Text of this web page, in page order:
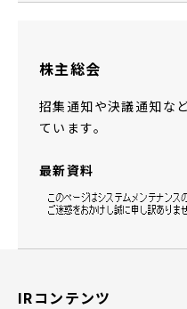
株主総会
招集通知や決議通知な
ています。
最新資料
IRコンテンツ